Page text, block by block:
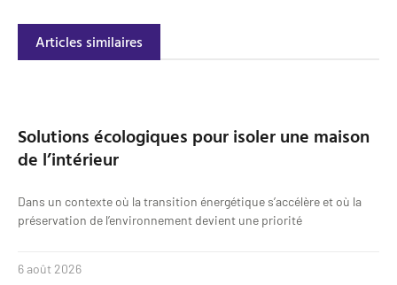
Articles similaires
Solutions écologiques pour isoler une maison
de l’intérieur
Dans un contexte où la transition énergétique s’accélère et où la
préservation de l’environnement devient une priorité
6 août 2026